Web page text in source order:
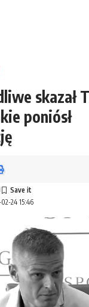
skazał
poniósł
24 15:46